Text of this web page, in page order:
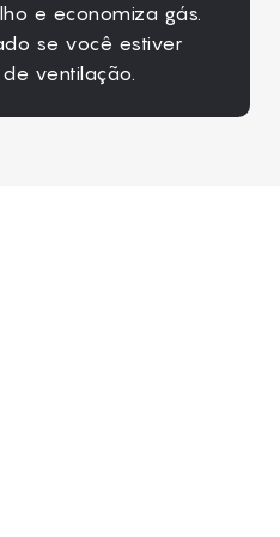
e economiza gás.
se você estiver
ventilação.
com vários cantos
por
monogramas,
mesa.
promocionais e de
na área de
de trabalho,
e souvenirs, etc.